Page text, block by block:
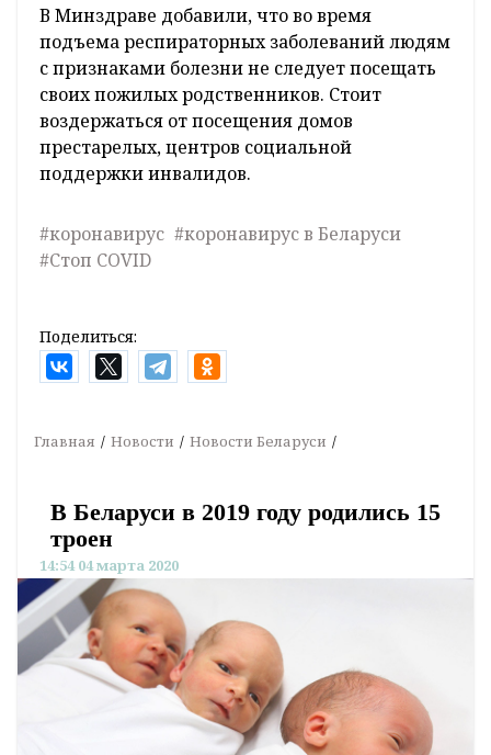
В Минздраве добавили, что во время
подъема респираторных заболеваний людям
с признаками болезни не следует посещать
своих пожилых родственников. Стоит
воздержаться от посещения домов
престарелых, центров социальной
поддержки инвалидов.
#коронавирус #коронавирус в Беларуси
#Стоп COVID
Поделиться:
Главная Новости Новости Беларуси
В Беларуси в 2019 году родились 15
троен
14:54 04 марта 2020